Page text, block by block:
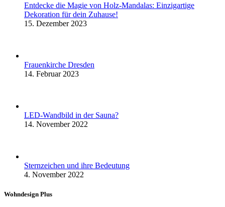
Entdecke die Magie von Holz-Mandalas: Einzigartige
Dekoration für dein Zuhause!
15. Dezember 2023
Frauenkirche Dresden
14. Februar 2023
LED-Wandbild in der Sauna?
14. November 2022
Sternzeichen und ihre Bedeutung
4. November 2022
Wohndesign Plus